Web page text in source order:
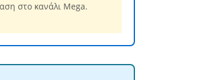
στο κανάλι Mega.